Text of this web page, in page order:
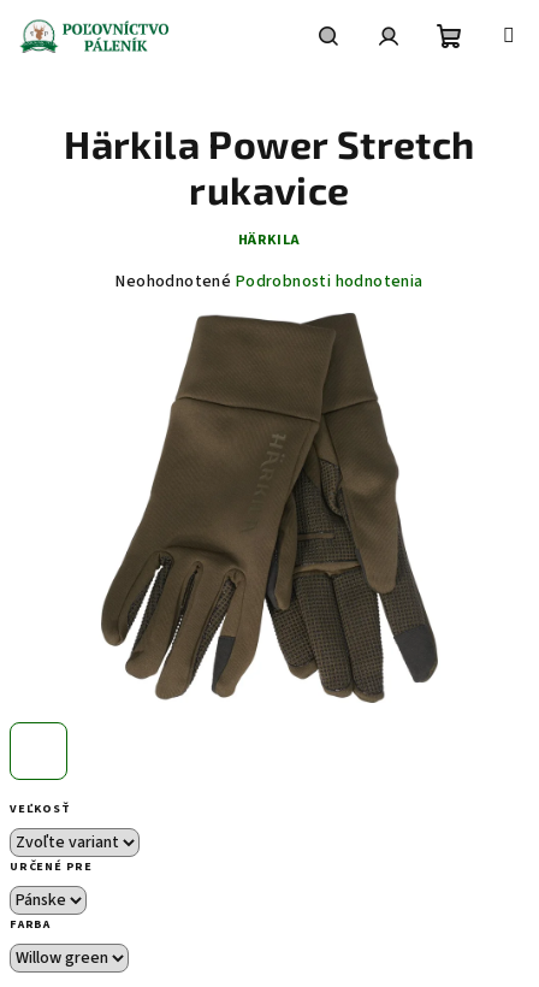
obsah
košík
VEĽKOSŤ
URČENÉ PRE
FARBA
Härkila Power Stretch
rukavice
HÄRKILA
Priemerné
hviezdičiek.
Neohodnotené Podrobnosti hodnotenia